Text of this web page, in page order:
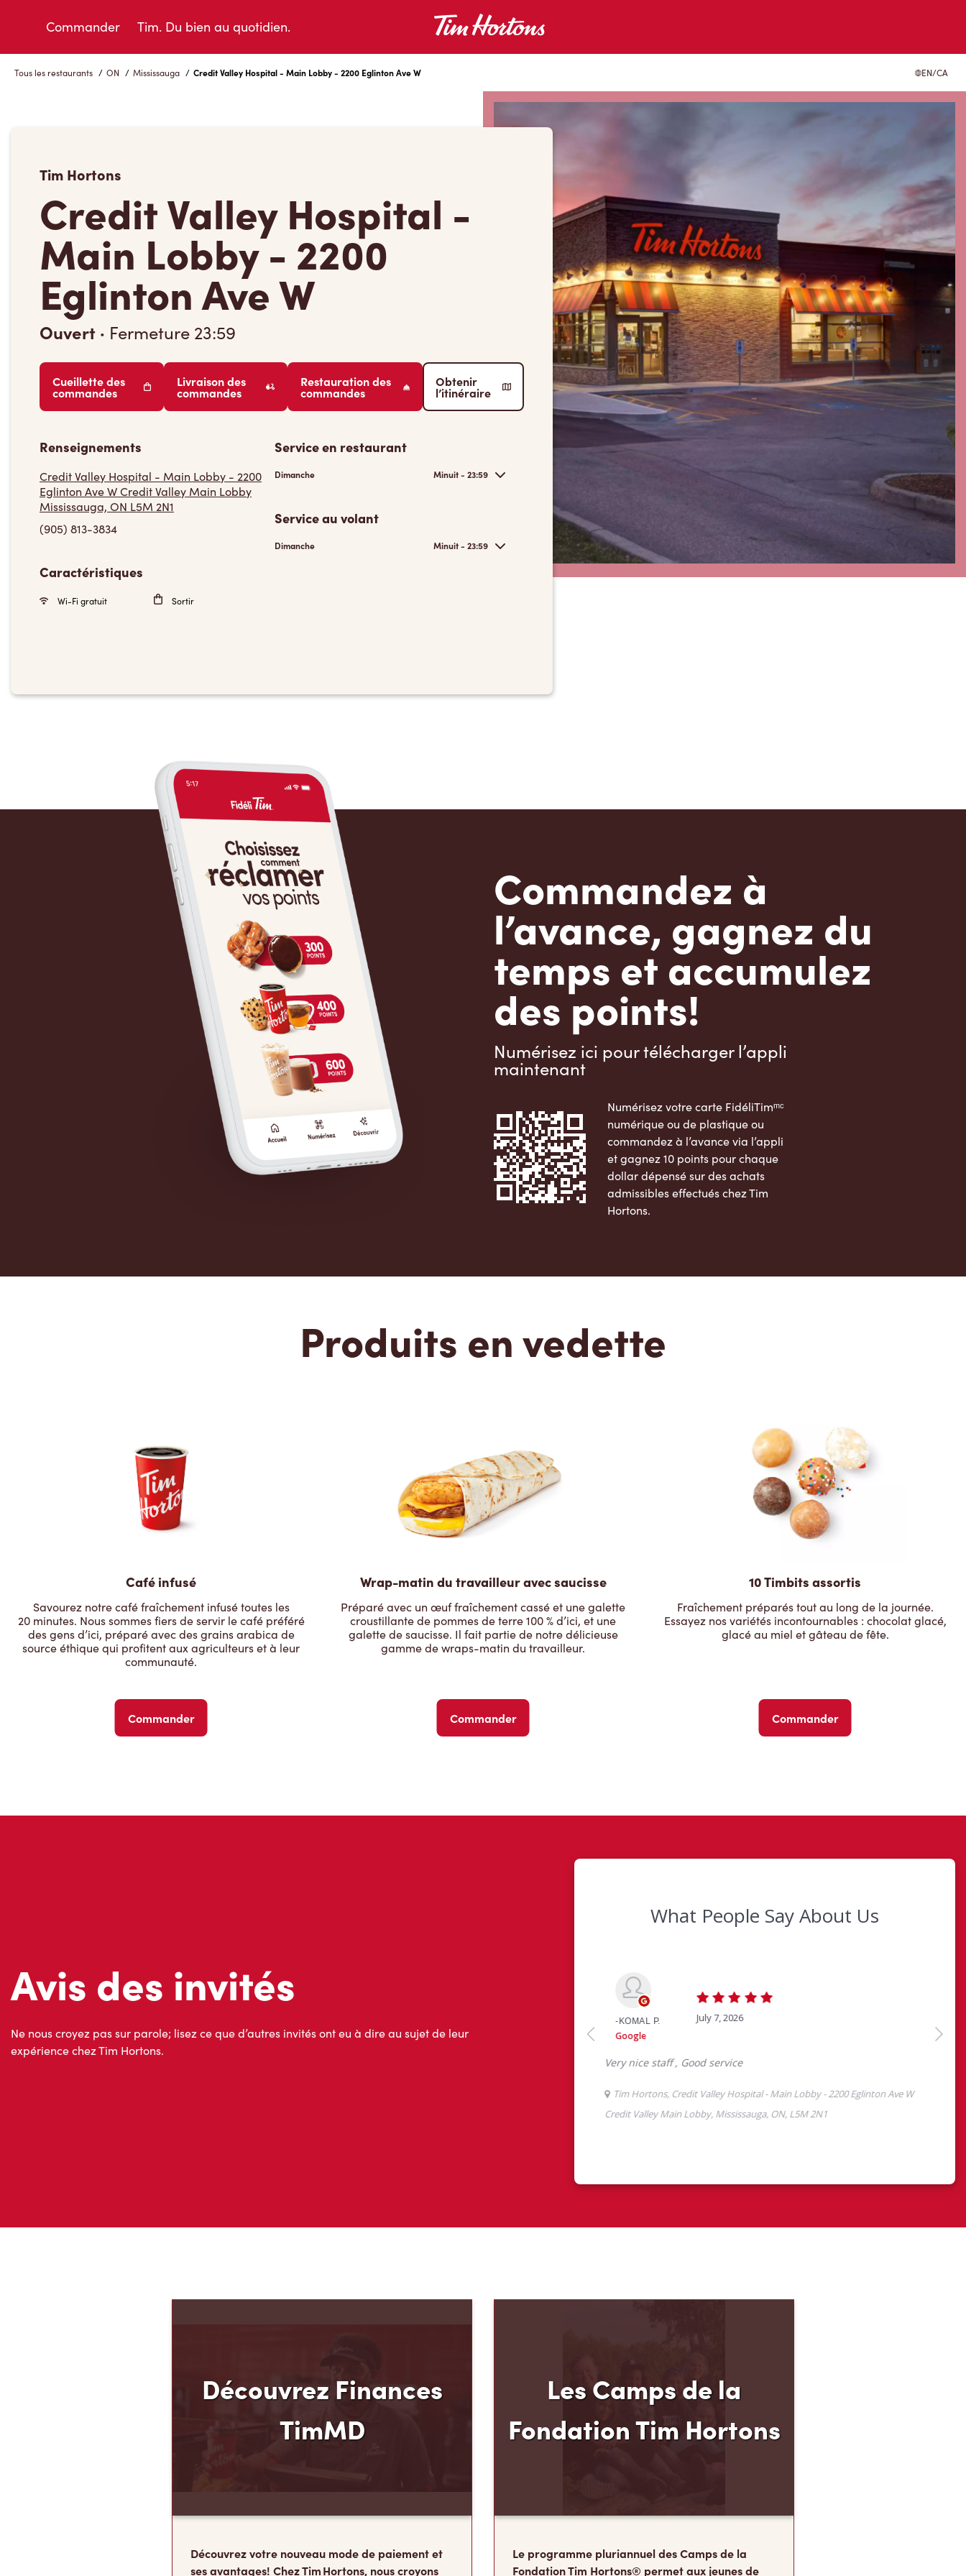
Commander Tim. Du bien au quotidien.
Tous les restaurants / ON / Mississauga / Credit Valley Hospital - Main Lobby - 2200 Eglinton Ave W EN/CA
Tim Hortons
Credit Valley Hospital -
Main Lobby - 2200
Eglinton Ave W
Ouvert · Fermeture 23:59
Cueillette des
commandes
Livraison des
commandes
Restauration des
commandes
Obtenir
l’itinéraire
Renseignements
Credit Valley Hospital - Main Lobby - 2200
Eglinton Ave W Credit Valley Main Lobby
Mississauga, ON L5M 2N1
(905) 813-3834
Caractéristiques
Wi-Fi gratuit Sortir
Service en restaurant
Dimanche Minuit - 23:59
Service au volant
Dimanche Minuit - 23:59
Commandez à
l’avance, gagnez du
temps et accumulez
des points!
Numérisez ici pour télécharger l’appli
maintenant
Numérisez votre carte FidéliTimᵐᶜ
numérique ou de plastique ou
commandez à l’avance via l’appli
et gagnez 10 points pour chaque
dollar dépensé sur des achats
admissibles effectués chez Tim
Hortons.
Produits en vedette
Café infusé
Savourez notre café fraîchement infusé toutes les
20 minutes. Nous sommes fiers de servir le café préféré
des gens d’ici, préparé avec des grains arabica de
source éthique qui profitent aux agriculteurs et à leur
communauté.
Commander
Wrap-matin du travailleur avec saucisse
Préparé avec un œuf fraîchement cassé et une galette
croustillante de pommes de terre 100 % d’ici, et une
galette de saucisse. Il fait partie de notre délicieuse
gamme de wraps-matin du travailleur.
Commander
10 Timbits assortis
Fraîchement préparés tout au long de la journée.
Essayez nos variétés incontournables : chocolat glacé,
glacé au miel et gâteau de fête.
Commander
Avis des invités
Ne nous croyez pas sur parole; lisez ce que d’autres invités ont eu à dire au sujet de leur
expérience chez Tim Hortons.
Découvrez Finances
TimMD
Découvrez votre nouveau mode de paiement et
ses avantages! Chez Tim Hortons, nous croyons
Les Camps de la
Fondation Tim Hortons
Le programme pluriannuel des Camps de la
Fondation Tim Hortons® permet aux jeunes de